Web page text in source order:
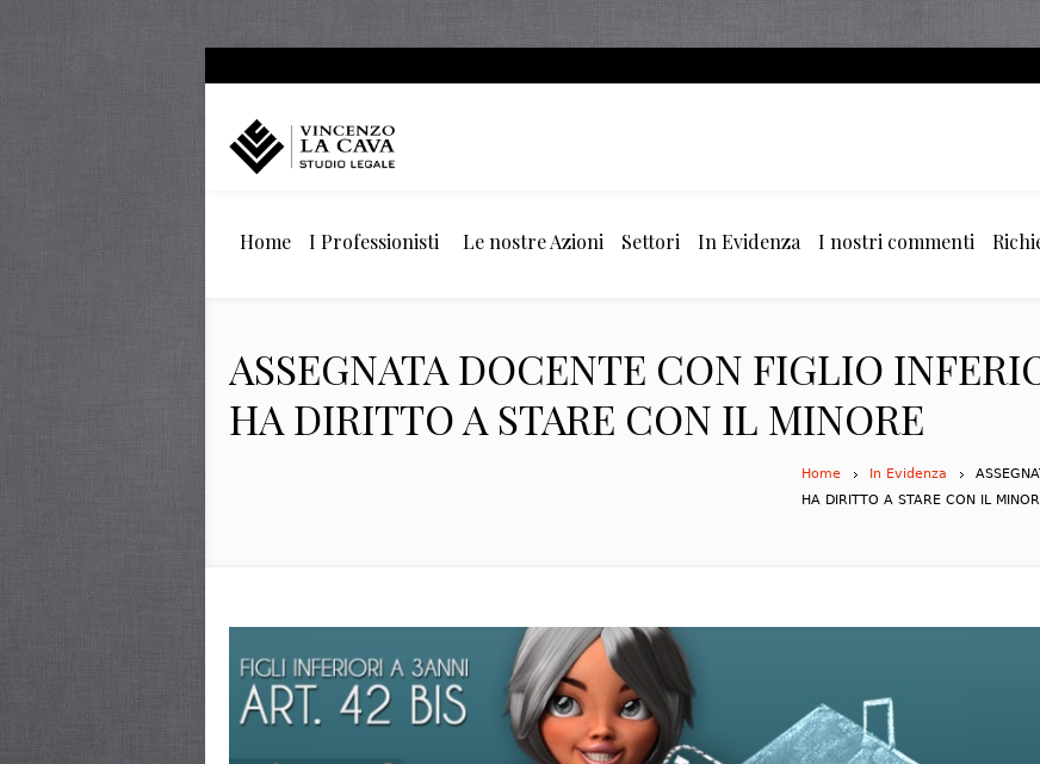
Home I Professionisti Le nostre Azioni Settori In Evidenza I nostri commenti
ASSEGNATA DOCENTE CON FIGLIO
HA DIRITTO A STARE CON IL MINORE
Home In Evidenza
HA DIRITTO A STARE CON IL